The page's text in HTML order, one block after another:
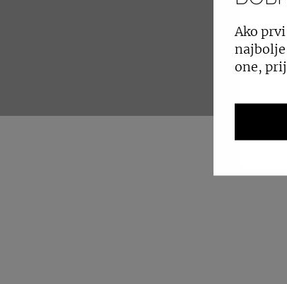
Ako
one,